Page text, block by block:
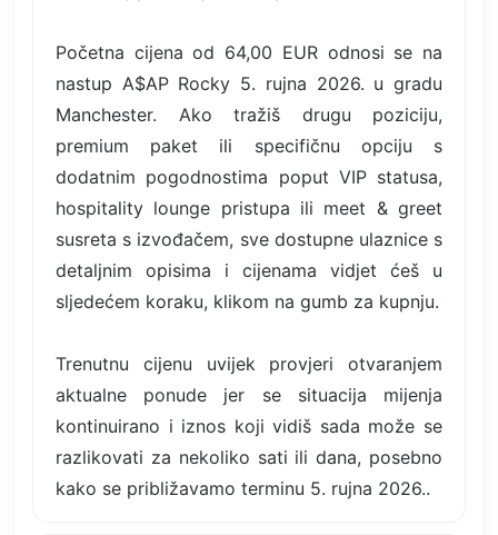
Početna cijena od 64,00 EUR odnosi se na
nastup A$AP Rocky 5. rujna 2026. u gradu
Manchester. Ako tražiš drugu poziciju,
premium paket ili specifičnu opciju s
dodatnim pogodnostima poput VIP statusa,
hospitality lounge pristupa ili meet & greet
susreta s izvođačem, sve dostupne ulaznice s
detaljnim opisima i cijenama vidjet ćeš u
sljedećem koraku, klikom na gumb za kupnju.
Trenutnu cijenu uvijek provjeri otvaranjem
aktualne ponude jer se situacija mijenja
kontinuirano i iznos koji vidiš sada može se
razlikovati za nekoliko sati ili dana, posebno
kako se približavamo terminu 5. rujna 2026..